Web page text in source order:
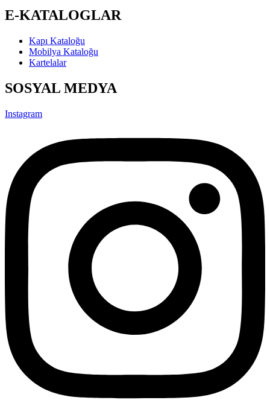
E-KATALOGLAR
Kapı Kataloğu
Mobilya Kataloğu
Kartelalar
SOSYAL MEDYA
Instagram